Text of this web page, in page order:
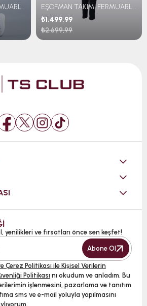
EŞOFMAN TAKIMI FERMUARLI RETRO
EŞOFMAN TAKIMI FERMUARLI İÇ LOGOLU
₺1.499,99
₺2.699,99
yenilikleri ve fırsatları önce sen keşfet!
Abone Ol
Çerez Politikası ile Kişisel Verilerin
Politikası nı okudum ve anladım. Bu
işlenmesini, pazarlama ve tanıtım
sms ve e-mail yoluyla yapılmasını